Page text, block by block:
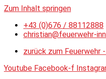
Zum Inhalt springen
+43 (0)676 / 88112888
christian@feuerwehr-
zurück zum Feuerwehr
Youtube Facebook-f